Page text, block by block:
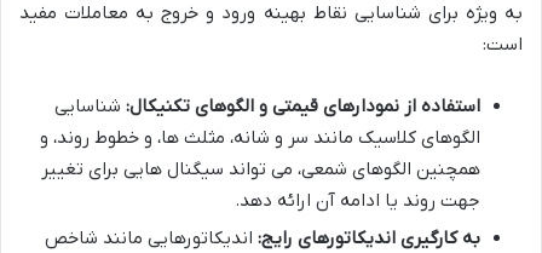
به ویژه برای شناسایی نقاط بهینه ورود و خروج به معاملات مفید
است:
استفاده از نمودارهای قیمتی و الگوهای تکنیکال: شناسایی
الگوهای کلاسیک مانند سر و شانه، مثلث ها، و خطوط روند، و
همچنین الگوهای شمعی، می تواند سیگنال هایی برای تغییر
جهت روند یا ادامه آن ارائه دهد.
به کارگیری اندیکاتورهای رایج: اندیکاتورهایی مانند شاخص